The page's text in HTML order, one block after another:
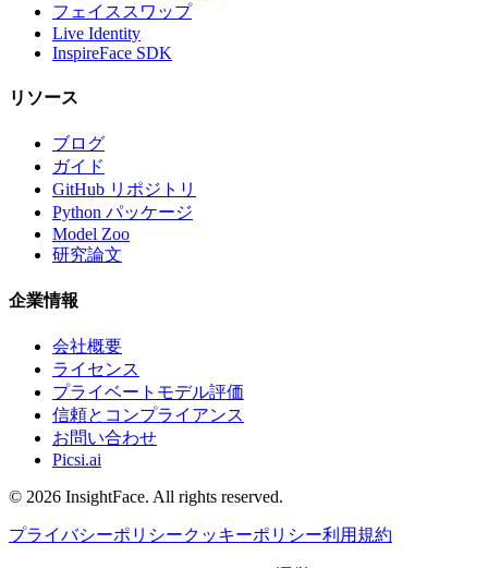
フェイススワップ
Live Identity
InspireFace SDK
リソース
ブログ
ガイド
GitHub リポジトリ
Python パッケージ
Model Zoo
研究論文
企業情報
会社概要
ライセンス
プライベートモデル評価
信頼とコンプライアンス
お問い合わせ
Picsi.ai
© 2026 InsightFace. All rights reserved.
プライバシーポリシークッキーポリシー利用規約